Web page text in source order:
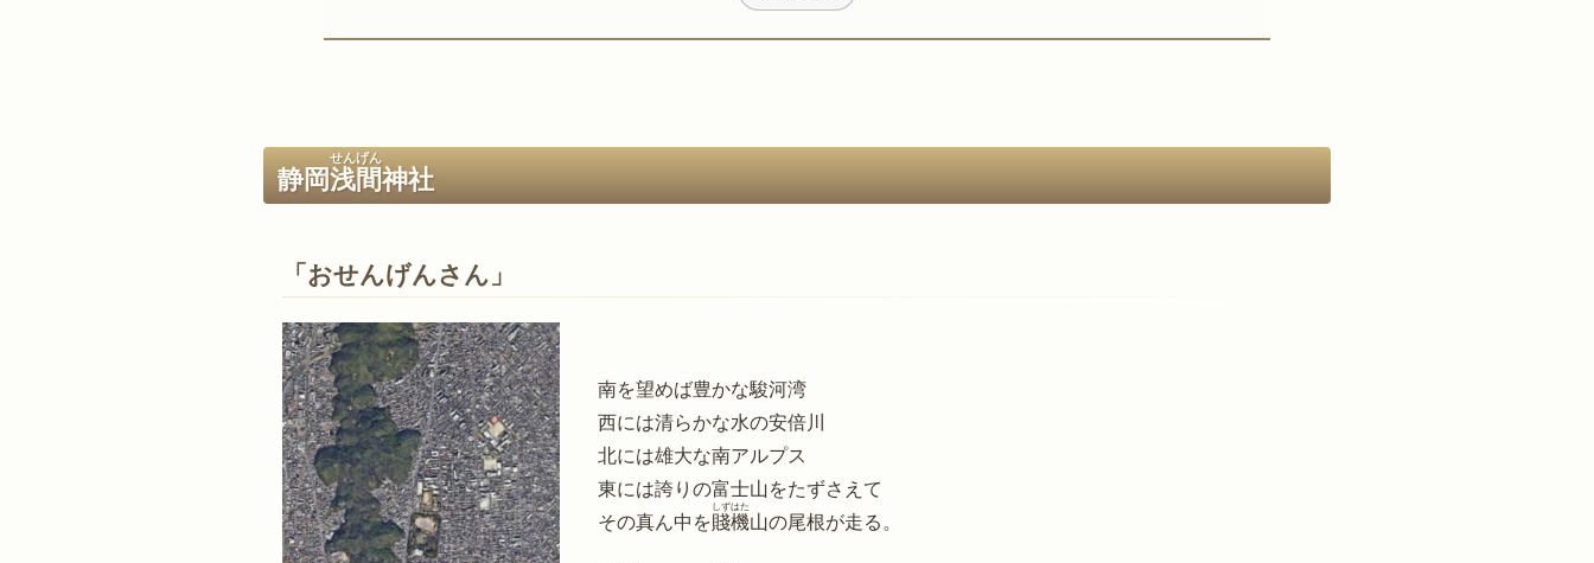
静岡浅間
せんげん
神社
「おせんげんさん」
南を望めば豊かな駿河湾
西には清らかな水の安倍川
北には雄大な南アルプス
東には誇りの富士山をたずさえて
その真ん中を賤機
しずはた
山の尾根が走る。